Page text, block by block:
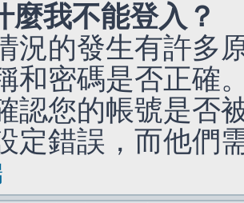
麼我不能登入？
況的發生有許多
和密碼是否正確
認您的帳號是否
定錯誤，而他們